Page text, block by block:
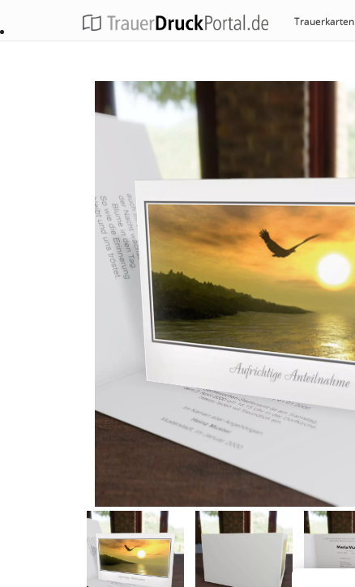
Trauerkarten